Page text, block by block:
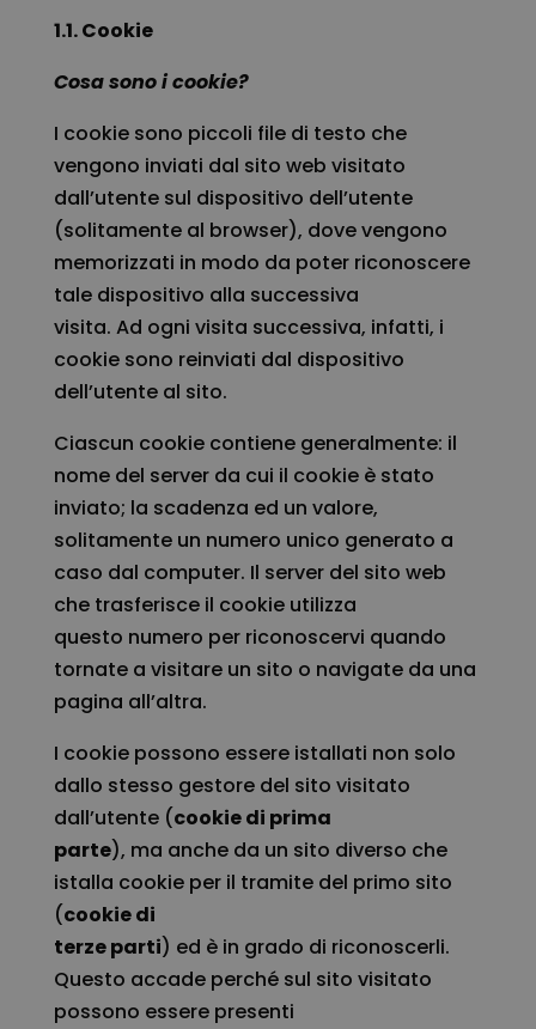
1.1. Cookie
Cosa sono i cookie?
I cookie sono piccoli file di testo che
vengono inviati dal sito web visitato
dall’utente sul dispositivo dell’utente
(solitamente al browser), dove vengono
memorizzati in modo da poter riconoscere
tale dispositivo alla successiva
visita. Ad ogni visita successiva, infatti, i
cookie sono reinviati dal dispositivo
dell’utente al sito.
Ciascun cookie contiene generalmente: il
nome del server da cui il cookie è stato
inviato; la scadenza ed un valore,
solitamente un numero unico generato a
caso dal computer. Il server del sito web
che trasferisce il cookie utilizza
questo numero per riconoscervi quando
tornate a visitare un sito o navigate da una
pagina all’altra.
I cookie possono essere istallati non solo
dallo stesso gestore del sito visitato
dall’utente (cookie di prima
parte), ma anche da un sito diverso che
istalla cookie per il tramite del primo sito
(cookie di
terze parti) ed è in grado di riconoscerli.
Questo accade perché sul sito visitato
possono essere presenti